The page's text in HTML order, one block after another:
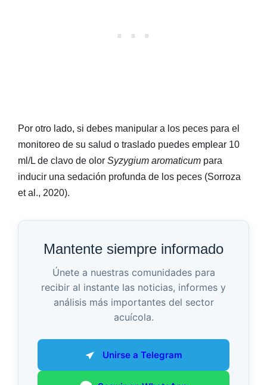
Por otro lado, si debes manipular a los peces para el
monitoreo de su salud o traslado puedes emplear 10
ml/L de clavo de olor Syzygium aromaticum para
inducir una sedación profunda de los peces (Sorroza
et al., 2020).
Mantente siempre informado
Únete a nuestras comunidades para
recibir al instante las noticias, informes y
análisis más importantes del sector
acuícola.
Unirse a Telegram